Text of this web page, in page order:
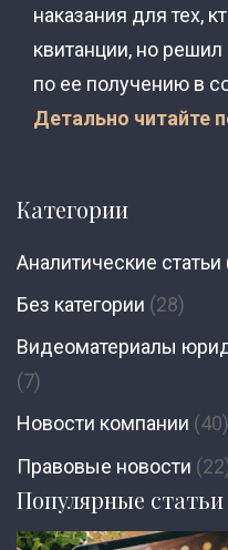
наказания для тех,
квитанции, но
по ее получению в
Детально читайте
Категории
Аналитические
Без категории (28)
Видеоматериалы
(7)
Новости компании (40)
Правовые новости
Популярные статьи